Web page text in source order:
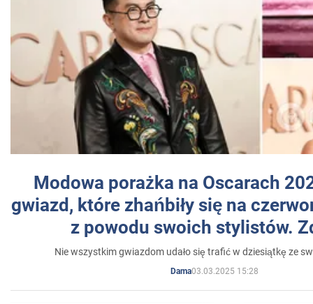
Modowa porażka na Oscarach
gwiazd, które zhańbiły się na
z powodu swoich stylistów.
Nie wszystkim gwiazdom udało się trafić w dziesiątkę ze
Dama03.03.2025 15:28